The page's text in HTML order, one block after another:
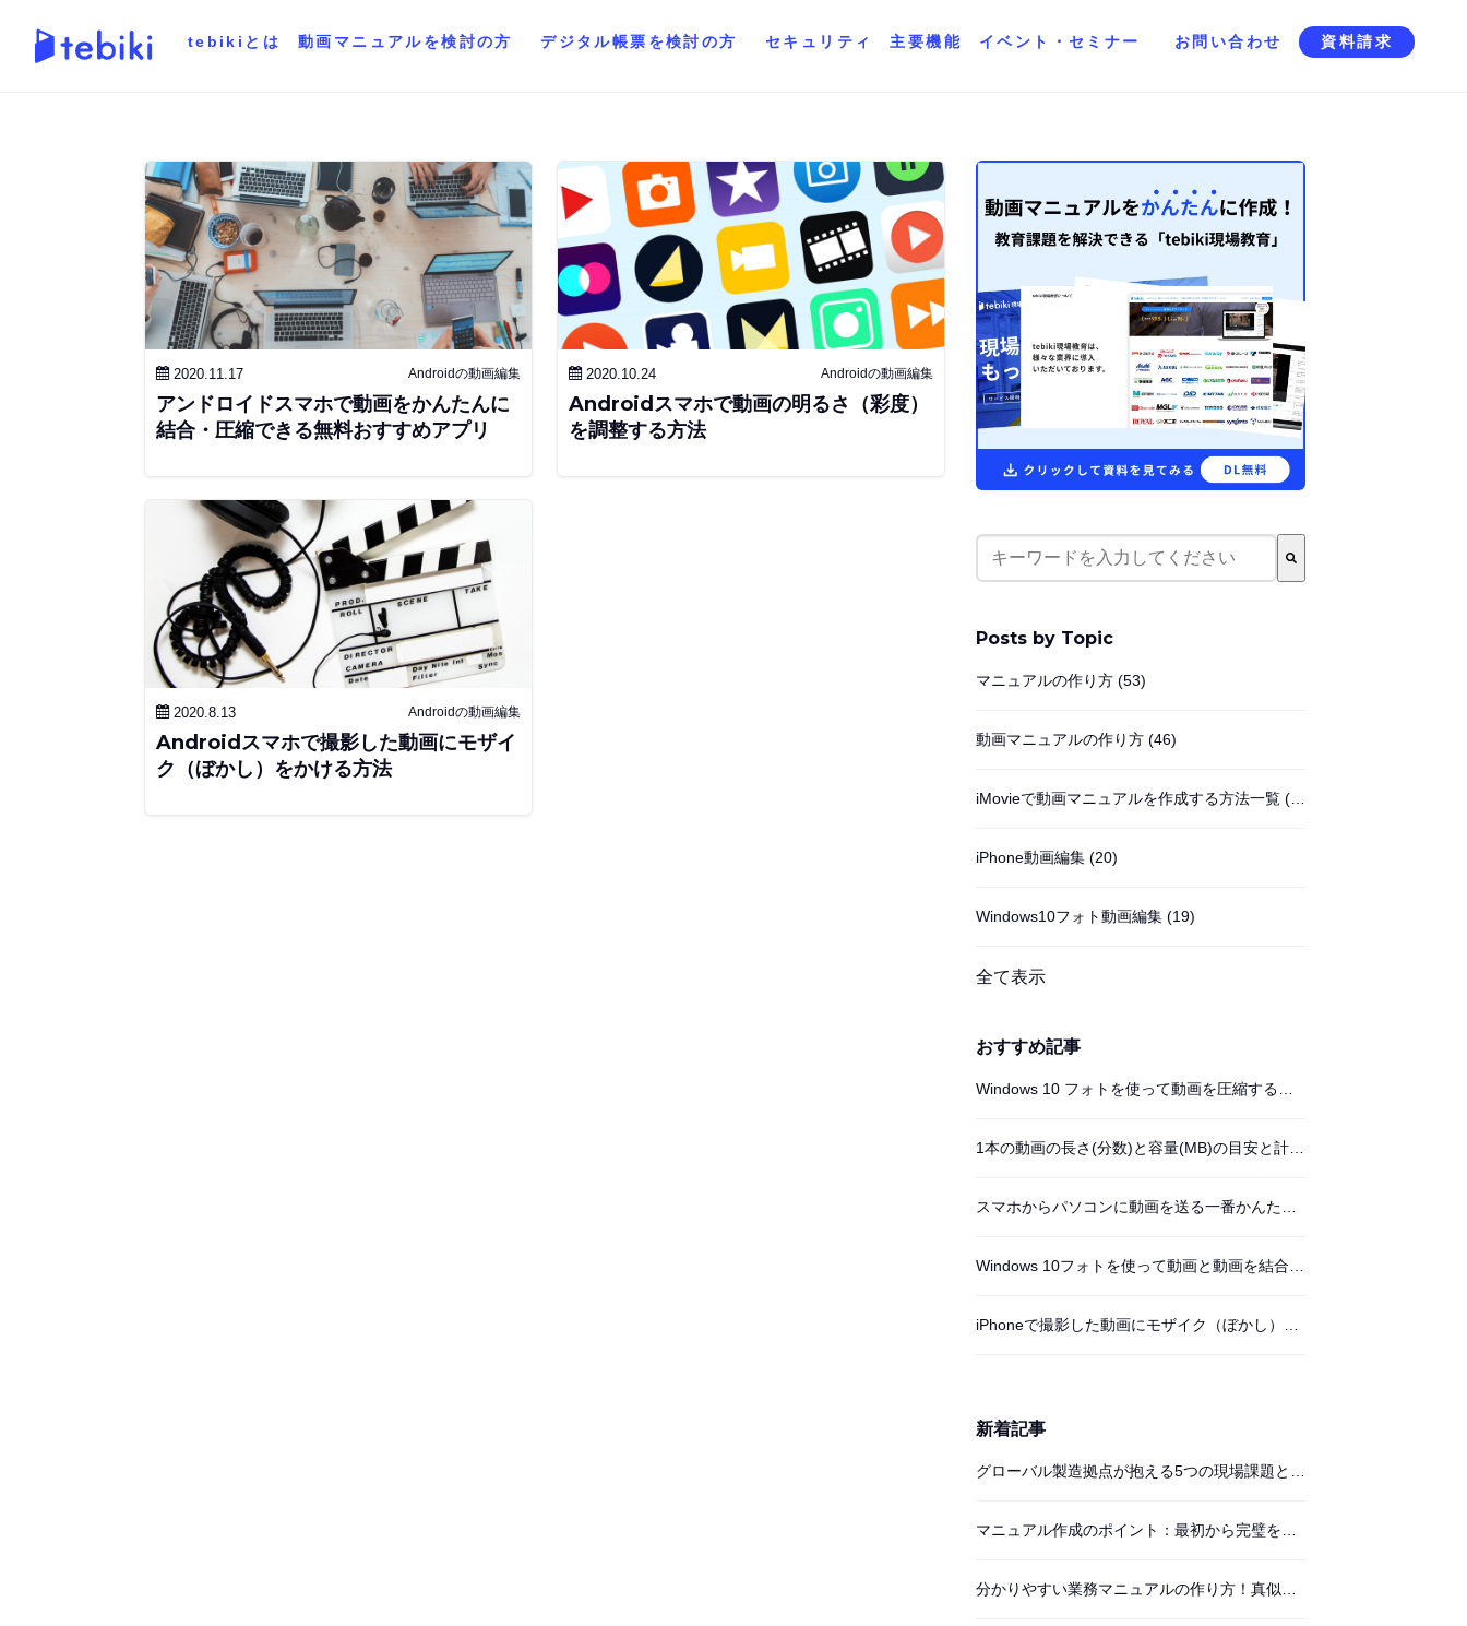
tebikiとは 動画マニュアルを検討の方 デジタル帳票を検討の方 セキュリティ 主要機能 イベント・セミナー お問い合わせ 資料請求
2020.11.17 Androidの動画編集
アンドロイドスマホで動画をかんたんに
結合・圧縮できる無料おすすめアプリ
2020.10.24 Androidの動画編集
Androidスマホで動画の明るさ（彩度）
を調整する方法
2020.8.13 Androidの動画編集
Androidスマホで撮影した動画にモザイ
ク（ぼかし）をかける方法
これは、自動候補機能付きの検索フィールドです。
Posts by Topic
マニュアルの作り方(53)
動画マニュアルの作り方(46)
iMovieで動画マニュアルを作成する方法一覧(33)
iPhone動画編集(20)
Windows10フォト動画編集(19)
全て表示
おすすめ記事
Windows 10 フォトを使って動画を圧縮する方法
1本の動画の長さ(分数)と容量(MB)の目安と計算方法
スマホからパソコンに動画を送る一番かんたんな方法
Windows 10フォトを使って動画と動画を結合する
iPhoneで撮影した動画にモザイク（ぼかし）をかける方法
新着記事
グローバル製造拠点が抱える5つの現場課題と、動画マニュアルによる実践的な解決法
マニュアル作成のポイント：最初から完璧を目指してはいけない6つの理由
分かりやすい業務マニュアルの作り方！真似できる見本あり